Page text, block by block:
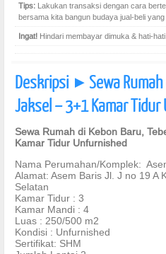
Tips: Lakukan transaksi dengan cara
bersama kita bangun budaya jual-beli
Ingat! Hindari membayar dimuka & hati-
Deskripsi ] Sewa
Jaksel – 3+1 Kamar
Sewa Rumah di Kebon Baru,
Kamar Tidur Unfurnished
Nama Perumahan/Komplek:
Alamat: Asem Baris Jl. J no 19 A
Selatan
Kamar Tidur : 3
Kamar Mandi : 4
Luas : 250/500 m2
Kondisi : Unfurnished
Sertifikat: SHM